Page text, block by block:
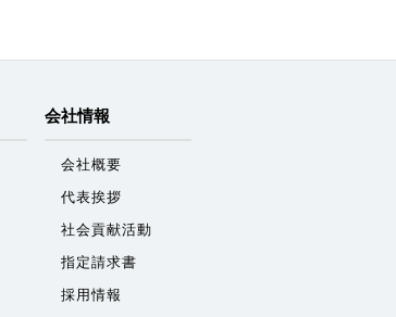
会社情報
会社概要
代表挨拶
社会貢献活動
指定請求書
採用情報